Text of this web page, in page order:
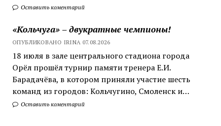
Оставить коментарий
«Кольчуга» – двукратные чемпионы!
ОПУБЛИКОВАНО IRINA 07.08.2026
18 июля в зале центрального стадиона города
Орёл прошёл турнир памяти тренера Е.И.
Барадачёва, в котором приняли участие шесть
команд из городов: Кольчугино, Смоленск и…
Оставить коментарий